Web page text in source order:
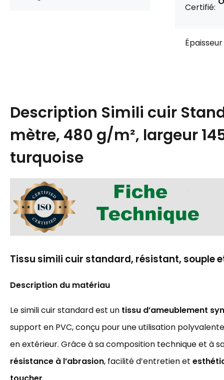
Certifié:
Épaisseur
Description Simili cuir
mètre, 480 g/m², largeur
turquoise
Tissu simili cuir standard, résistant, souple
Description du matériau
Le simili cuir standard est un tissu d’ameublement
support en PVC, conçu pour une utilisation
en extérieur. Grâce à sa composition technique et à
résistance à l’abrasion, facilité d’entretien et